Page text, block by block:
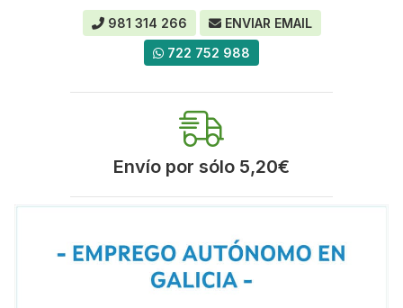
981 314 266
ENVIAR EMAIL
722 752 988
Envío por sólo 5,20€